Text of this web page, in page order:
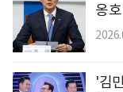
옹
'김